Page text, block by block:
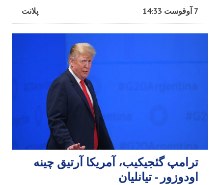
پلانت 7 آوقوست 14:33
ترامپ گئجیکیب، آمریکا آرتیق چینه
اودوزور - تیانلیان